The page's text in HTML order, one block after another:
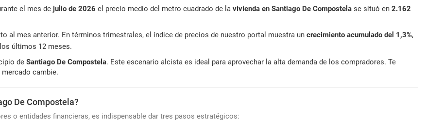
el mes de julio de 2026 el precio medio del metro cuadrado de la vivienda en Santiago De Compostela se situó en 2.162
al mes anterior. En términos trimestrales, el índice de precios de nuestro portal muestra un crecimiento acumulado del 1,3%,
últimos 12 meses.
de Santiago De Compostela. Este escenario alcista es ideal para aprovechar la alta demanda de los compradores. Te
cambie.
De Compostela?
o entidades financieras, es indispensable dar tres pasos estratégicos: